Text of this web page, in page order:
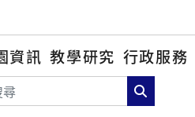
資訊 教學研究 行政服務